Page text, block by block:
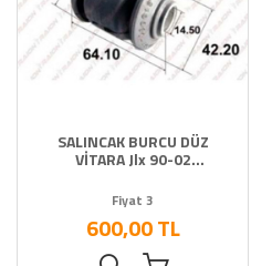
SALINCAK BURCU DÜZ
VİTARA Jlx 90-02
Fiyat 3
600,00 TL